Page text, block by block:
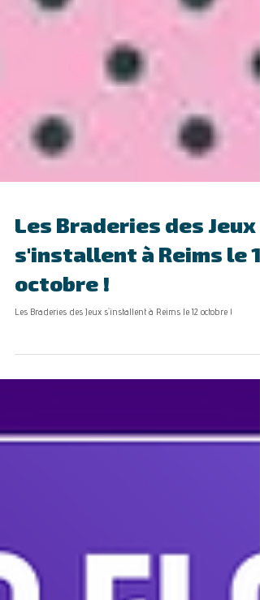
Les Braderies des Jeux
s'installent à Reims le
octobre !